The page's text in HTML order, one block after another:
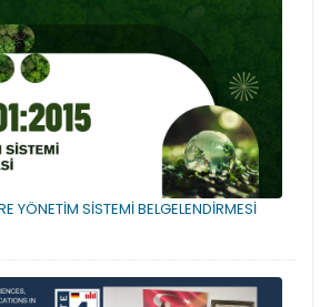
YÖNETİM SİSTEMİ BELGELENDİRMESİ